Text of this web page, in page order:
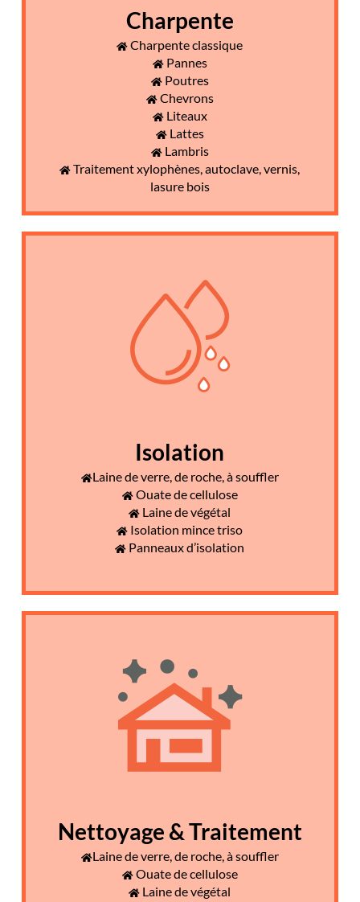
Charpente
Charpente classique
Pannes
Poutres
Chevrons
Liteaux
Lattes
Lambris
Traitement xylophènes, autoclave, vernis,
lasure bois
Isolation
Laine de verre, de roche, à souffler
Ouate de cellulose
Laine de végétal
Isolation mince triso
Panneaux d’isolation
Nettoyage & Traitement
Laine de verre, de roche, à souffler
Ouate de cellulose
Laine de végétal